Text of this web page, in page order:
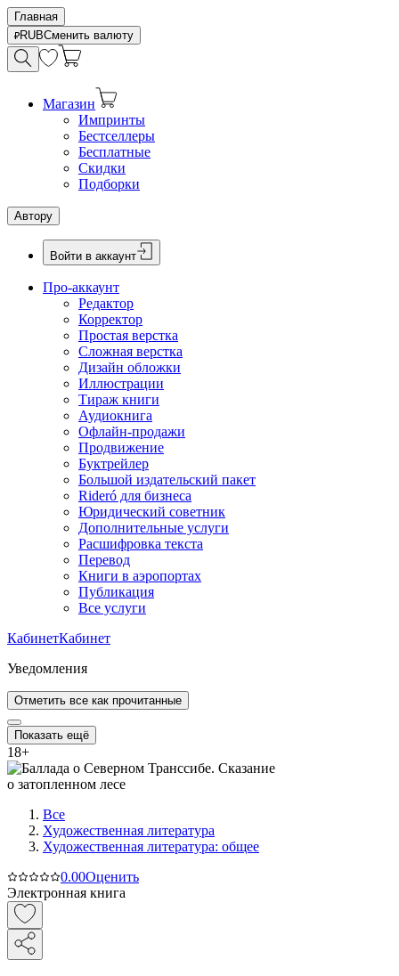
Главная
RUBСменить валюту
Магазин
Импринты
Бестселлеры
Бесплатные
Скидки
Подборки
Автору
Войти в аккаунт
Про-аккаунт
Редактор
Корректор
Простая верстка
Сложная верстка
Дизайн обложки
Иллюстрации
Тираж книги
Аудиокнига
Офлайн-продажи
Продвижение
Буктрейлер
Большой издательский пакет
Rideró для бизнеса
Юридический советник
Дополнительные услуги
Расшифровка текста
Перевод
Книги в аэропортах
Публикация
Все услуги
КабинетКабинет
Уведомления
Отметить все как прочитанные
Показать ещё
18+
Все
Художественная литература
Художественная литература: общее
0.00Оценить
Электронная книга